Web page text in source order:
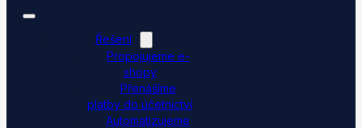
Řešení
Propojujeme e-
shopy
Přenášíme
platby do účetnictví
Automatizujeme